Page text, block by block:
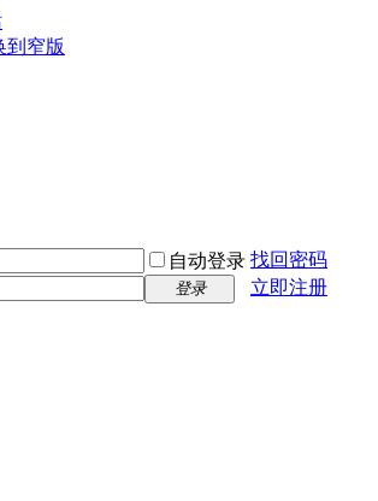
到窄版
自动登录 找回密码
登录 立即注册